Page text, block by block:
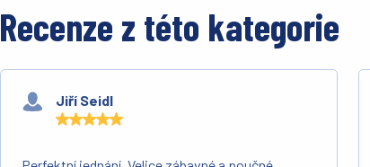
Recenze z této kategorie
Jiří Seidl